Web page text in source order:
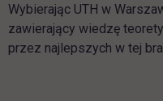
Wybierając UTH w
zawierający wiedzę
przez najlepszych w tej